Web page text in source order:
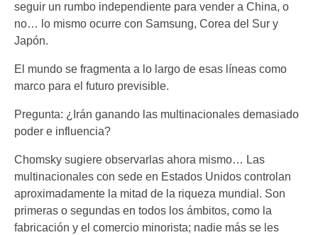
seguir un rumbo independiente para vender a China, o
no… lo mismo ocurre con Samsung, Corea del Sur y
Japón.
El mundo se fragmenta a lo largo de esas líneas como
marco para el futuro previsible.
Pregunta: ¿Irán ganando las multinacionales demasiado
poder e influencia?
Chomsky sugiere observarlas ahora mismo… Las
multinacionales con sede en Estados Unidos controlan
aproximadamente la mitad de la riqueza mundial. Son
primeras o segundas en todos los ámbitos, como la
fabricación y el comercio minorista; nadie más se les